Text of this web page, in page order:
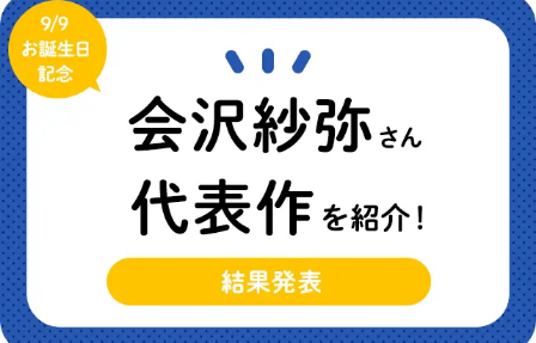
2.5次元 配信・Vtuber
アニメ映画一覧 実写化映画一覧
今期アニメ曜日別一覧
春アニメ